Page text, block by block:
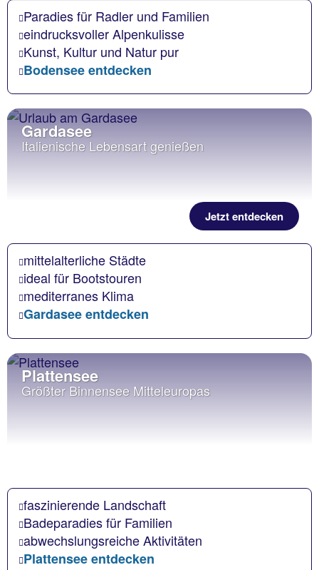
Paradies für Radler und Familien
eindrucksvoller Alpenkulisse
Kunst, Kultur und Natur pur
Bodensee entdecken
Gardasee
Italienische Lebensart genießen
Jetzt entdecken
mittelalterliche Städte
ideal für Bootstouren
mediterranes Klima
Gardasee entdecken
Plattensee
Größter Binnensee Mitteleuropas
faszinierende Landschaft
Badeparadies für Familien
abwechslungsreiche Aktivitäten
Plattensee entdecken